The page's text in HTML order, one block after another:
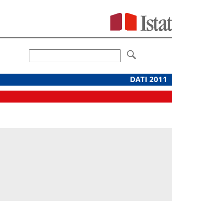
DATI 2011